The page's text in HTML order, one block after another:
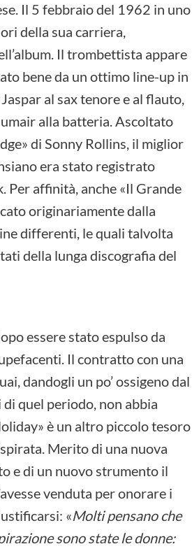
Il 5 febbraio del 1962 in uno
della sua carriera,
Il trombettista appare
bene da un ottimo line-up in
al sax tenore e al flauto,
alla batteria. Ascoltato
di Sonny Rollins, il miglior
era stato registrato
Per affinità, anche «Il Grande
originariamente dalla
differenti, le quali talvolta
della lunga discografia del
essere stato espulso da
Il contratto con una
dandogli un po’ ossigeno dal
quel periodo, non abbia
è un altro piccolo tesoro
Merito di una nuova
e di un nuovo strumento il
venduta per onorare i
«Molti pensano che
sono state le donne: